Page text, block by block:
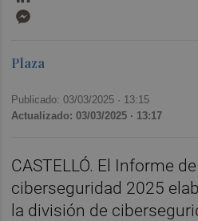
Plaza
Publicado: 03/03/2025 · 13:15
Actualizado: 03/03/2025 · 13:17
CASTELLÓ. El Informe
ciberseguridad 2025
la división de